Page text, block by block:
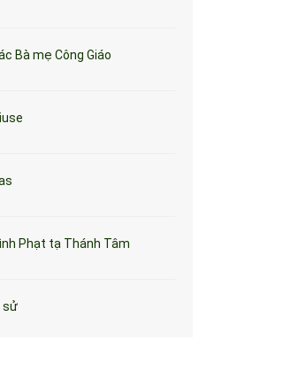
Bà mẹ Công Giáo
Phạt tạ Thánh Tâm
sử